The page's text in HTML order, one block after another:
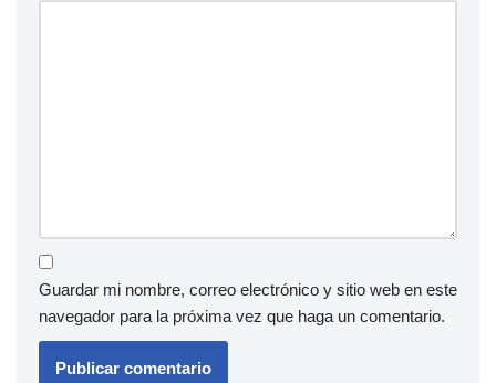
Guardar mi nombre, correo electrónico y sitio web en este
navegador para la próxima vez que haga un comentario.